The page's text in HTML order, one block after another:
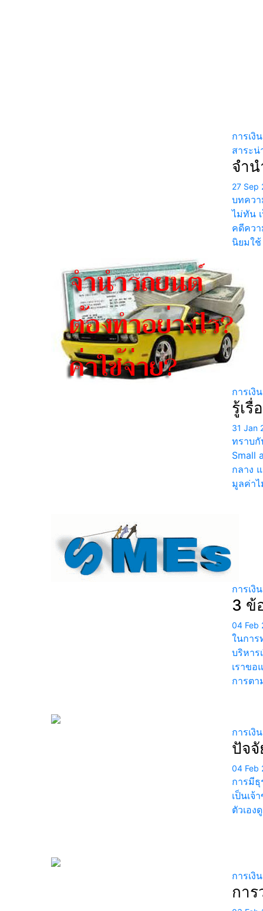
การเงิ
สาระน่
จำน
27 Sep
บทควา
ไม่ทัน
คดีควา
นิยมใ
การเงิ
รู้เรื่
31 Jan
ทราบกั
Small
กลาง
มูลค่า
การเงิ
3 ข้
04 Feb
ในการ
บริหาร
เราข
การต
การเงิ
ปัจ
04 Feb
การมีธุ
เป็นเ
ตัวเอ
การเงิ
การ